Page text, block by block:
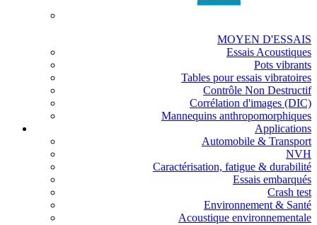
MOYEN D'ESSAIS
Essais Acoustiques
Pots vibrants
Tables pour essais vibratoires
Contrôle Non Destructif
Corrélation d'images (DIC)
Mannequins anthropomorphiques
Applications
Automobile & Transport
NVH
Caractérisation, fatigue & durabilité
Essais embarqués
Crash test
Environnement & Santé
Acoustique environnementale